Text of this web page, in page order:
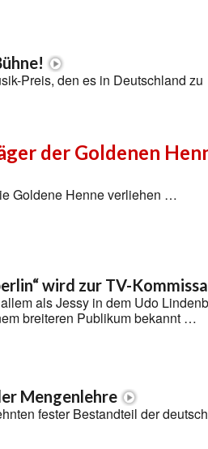
Preis, den es in Deutschland zu
der Goldenen
Goldene Henne verliehen …
wird zur TV-
als Jessy in dem Udo
breiteren Publikum bekannt …
Mengenlehre
fester Bestandteil der